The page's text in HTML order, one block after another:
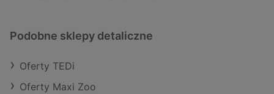
Podobne sklepy detaliczne
Oferty TEDi
Oferty Maxi Zoo